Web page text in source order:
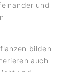
und
bilden
auch